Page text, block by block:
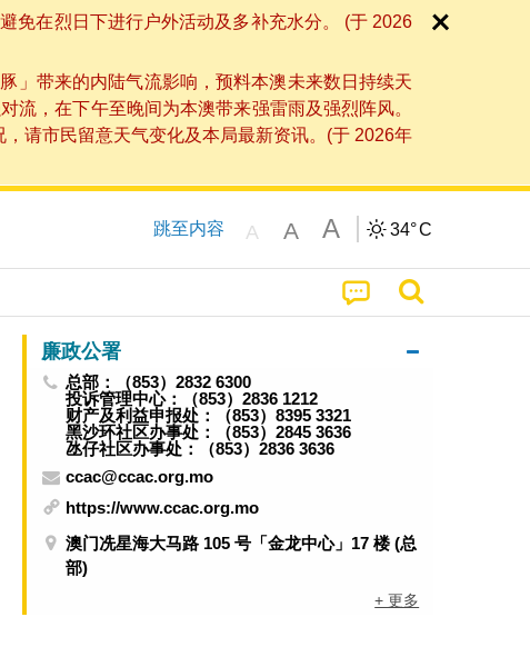
免在烈日下进行户外活动及多补充水分。 (于 2026
」带来的内陆气流影响，预料本澳未来数日持续天
流，在下午至晚间为本澳带来强雷雨及强烈阵风。
请市民留意天气变化及本局最新资讯。(于 2026年
跳至内容 A A A 34°C
廉政公署
总部：（853）2832 6300
投诉管理中心：（853）2836 1212
财产及利益申报处：（853）8395 3321
黑沙环社区办事处：（853）2845 3636
氹仔社区办事处：（853）2836 3636
ccac@ccac.org.mo
https://www.ccac.org.mo
澳门冼星海大马路 105 号「金龙中心」17 楼 (总
部)
+ 更多